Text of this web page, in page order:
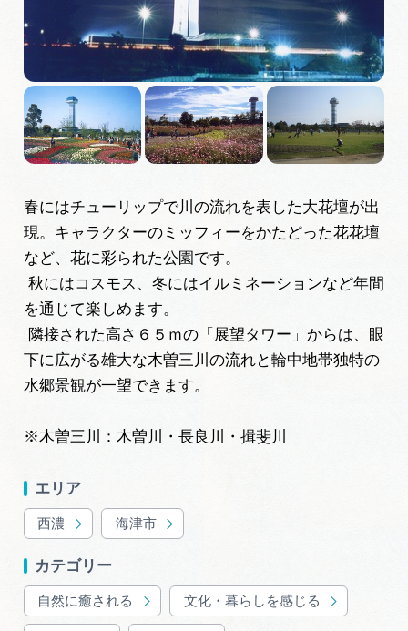
サイトポリシー
春にはチューリップで川の流れを表した大花壇が出
現。キャラクターのミッフィーをかたどった花花壇
など、花に彩られた公園です。
秋にはコスモス、冬にはイルミネーションなど年間
を通じて楽しめます。
隣接された高さ６５ｍの「展望タワー」からは、眼
下に広がる雄大な木曽三川の流れと輪中地帯独特の
水郷景観が一望できます。
※木曽三川：木曽川・長良川・揖斐川
エリア
西濃 海津市
カテゴリー
自然に癒される 文化・暮らしを感じる